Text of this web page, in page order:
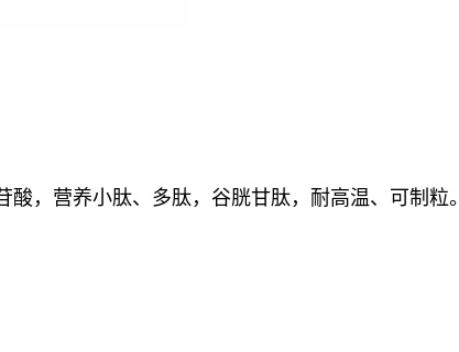
，营养小肽、多肽，谷胱甘肽，耐高温、可制粒。